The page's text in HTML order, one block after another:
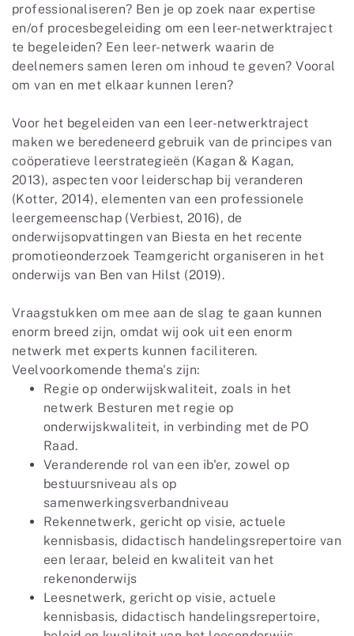
professionaliseren? Ben je op zoek naar expertise
en/of procesbegeleiding om een leer-netwerktraject
te begeleiden? Een leer-netwerk waarin de
deelnemers samen leren om inhoud te geven? Vooral
om van en met elkaar kunnen leren?
Voor het begeleiden van een leer-netwerktraject
maken we beredeneerd gebruik van de principes van
coöperatieve leerstrategieën (Kagan & Kagan,
2013), aspecten voor leiderschap bij veranderen
(Kotter, 2014), elementen van een professionele
leergemeenschap (Verbiest, 2016), de
onderwijsopvattingen van Biesta en het recente
promotieonderzoek Teamgericht organiseren in het
onderwijs van Ben van Hilst (2019).
Vraagstukken om mee aan de slag te gaan kunnen
enorm breed zijn, omdat wij ook uit een enorm
netwerk met experts kunnen faciliteren.
Veelvoorkomende thema's zijn:
Regie op onderwijskwaliteit, zoals in het
netwerk Besturen met regie op
onderwijskwaliteit, in verbinding met de PO
Raad.
Veranderende rol van een ib'er, zowel op
bestuursniveau als op
samenwerkingsverbandniveau
Rekennetwerk, gericht op visie, actuele
kennisbasis, didactisch handelingsrepertoire van
een leraar, beleid en kwaliteit van het
rekenonderwijs
Leesnetwerk, gericht op visie, actuele
kennisbasis, didactisch handelingsrepertoire,